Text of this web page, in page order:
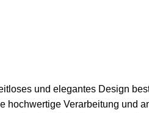
und elegantes Design
Verarbeitung und